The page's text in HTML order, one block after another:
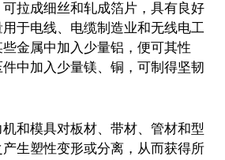
拉成细丝和轧成箔片，具有良好
于电线、电缆制造业和无线电工
金属中加入少量铝，便可其性
中加入少量镁、铜，可制得坚韧
和模具对板材、带材、管材和型
生塑性变形或分离，从而获得所